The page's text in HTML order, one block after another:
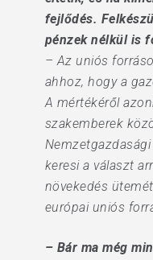
fejlődés.
pénzek nélkül is
– Az uniós
ahhoz, hogy a
A mértékéről
szakemberek
keresi a választ
növekedés
európai uniós
– Bár ma még